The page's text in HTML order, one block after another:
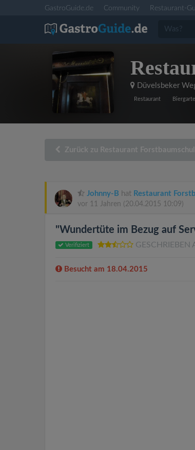
GastroGuide.de Community Restaurant-
Düvelsbeker
Restaurant
Zurück zu Restaurant
Johnny-B hat Restaurant
vor 11 Jahren (20.04.2015 10:09)
"Wundertüte im Bezug auf
Verifiziert
Besucht am 18.04.2015